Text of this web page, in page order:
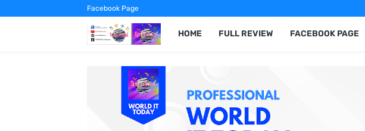
Facebook Page
HOME FULL REVIEW FACEBOOK PAGE